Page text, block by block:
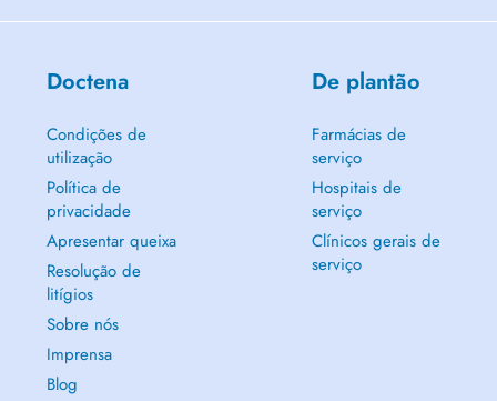
Doctena
Condições de
utilização
Política de
privacidade
Apresentar queixa
Resolução de
litígios
Sobre nós
Imprensa
Blog
De plantão
Farmácias de
serviço
Hospitais de
serviço
Clínicos gerais de
serviço